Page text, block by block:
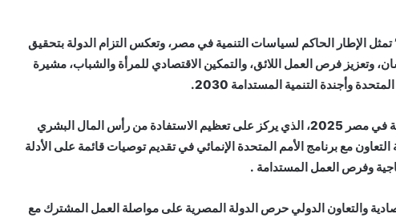
تمثل الإطار الحاكم لسياسات التنمية في مصر، وتعكس التزام الدولة بتحقيق
وتعزيز فرص العمل اللائق، والتمكين الاقتصادي للمرأة والشباب، مشيرة
وأجندة التنمية المستدامة 2030.
كما استعرضت “المشاط” ملامح تقرير التنمية البشرية في مصر 2025، الذي يركز على تعظيم الاستفادة من رأس المال البشري
مع برنامج الأمم المتحدة الإنمائي في تقديم توصيات قائمة على الأدلة
وفرص العمل المستدامة .
والتعاون الدولي حرص الدولة المصرية على مواصلة العمل المشترك مع